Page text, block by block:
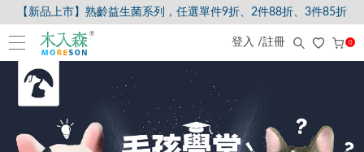
【新品上市】熟齡益生菌系列，任選單件9折、2件88折、3件85折
登入 /註冊 0